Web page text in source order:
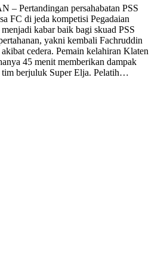
Pertandingan persahabatan PSS
FC di jeda kompetisi Pegadaian
kabar baik bagi skuad PSS
yakni kembali Fachruddin
cedera. Pemain kelahiran Klaten
45 menit memberikan dampak
tim berjuluk Super Elja. Pelatih…